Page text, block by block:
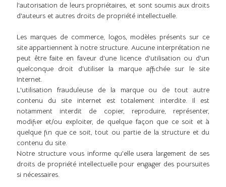
l'autorisation de leurs propriétaires, et sont soumis aux droits
d'auteurs et autres droits de propriété intellectuelle.
Les marques de commerce, logos, modèles présents sur ce
site appartiennent à notre structure. Aucune interprétation ne
peut être faite en faveur d'une licence d'utilisation ou d'un
quelconque droit d'utiliser la marque affichée sur le site
Internet.
L'utilisation frauduleuse de la marque ou de tout autre
contenu du site internet est totalement interdite. Il est
notamment interdit de copier, reproduire, représenter,
modifier et/ou exploiter, de quelque façon que ce soit et à
quelque fin que ce soit, tout ou partie de la structure et du
contenu du site.
Notre structure vous informe qu'elle usera largement de ses
droits de propriété intellectuelle pour engager des poursuites
si nécessaires.